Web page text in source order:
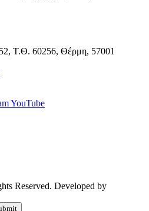
Τ.Θ. 60256, Θέρμη, 57001
YouTube
Reserved. Developed by